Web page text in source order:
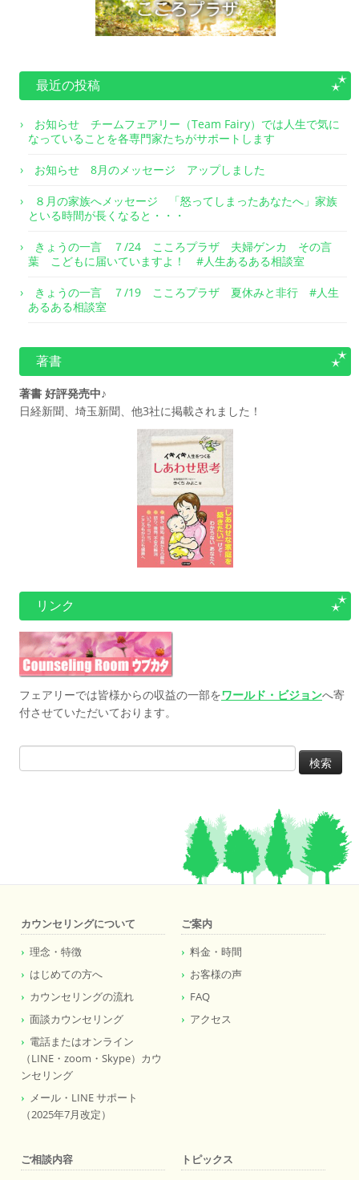
最近の投稿
お知らせ チームフェアリー（Team Fairy）では人生で気に
なっていることを各専門家たちがサポートします
お知らせ 8月のメッセージ アップしました
８月の家族へメッセージ 「怒ってしまったあなたへ」家族
といる時間が長くなると・・・
きょうの一言 ７/24 こころプラザ 夫婦ゲンカ その言
葉 こどもに届いていますよ！ #人生あるある相談室
きょうの一言 ７/19 こころプラザ 夏休みと非行 #人生
あるある相談室
著書
著書 好評発売中♪
日経新聞、埼玉新聞、他3社に掲載されました！
リンク
フェアリーでは皆様からの収益の一部をワールド・ビジョンへ寄
付させていただいております。
検
索:
カウンセリングについて
理念・特徴
はじめての方へ
カウンセリングの流れ
面談カウンセリング
電話またはオンライン
（LINE・zoom・Skype）カウ
ンセリング
メール・LINE サポート
（2025年7月改定）
ご案内
料金・時間
お客様の声
FAQ
アクセス
ご相談内容
トピックス